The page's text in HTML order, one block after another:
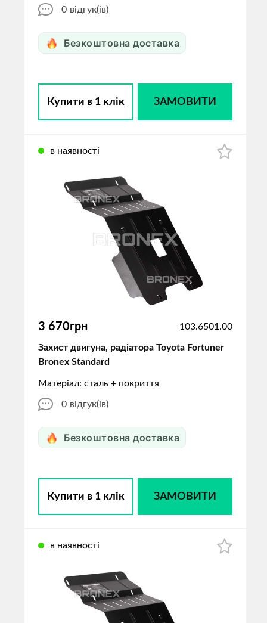
0 відгук(ів)
Безкоштовна доставка
Купити в 1 клік ЗАМОВИТИ
в наявності
3 670грн 103.6501.00
Захист двигуна, радіатора Toyota Fortuner
Bronex Standard
Матеріал: сталь + покриття
0 відгук(ів)
Безкоштовна доставка
Купити в 1 клік ЗАМОВИТИ
в наявності